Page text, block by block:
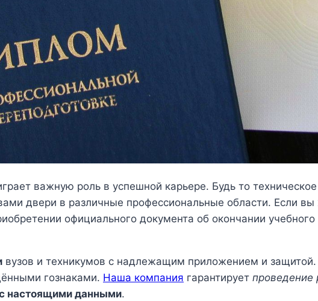
важную роль в успешной карьере. Будь то
двери в различные профессиональные области. Если вы
официального документа об окончании
вузов и техникумов с надлежащим приложением и
гознаками. Наша компания гарантирует проведение
настоящими данными.